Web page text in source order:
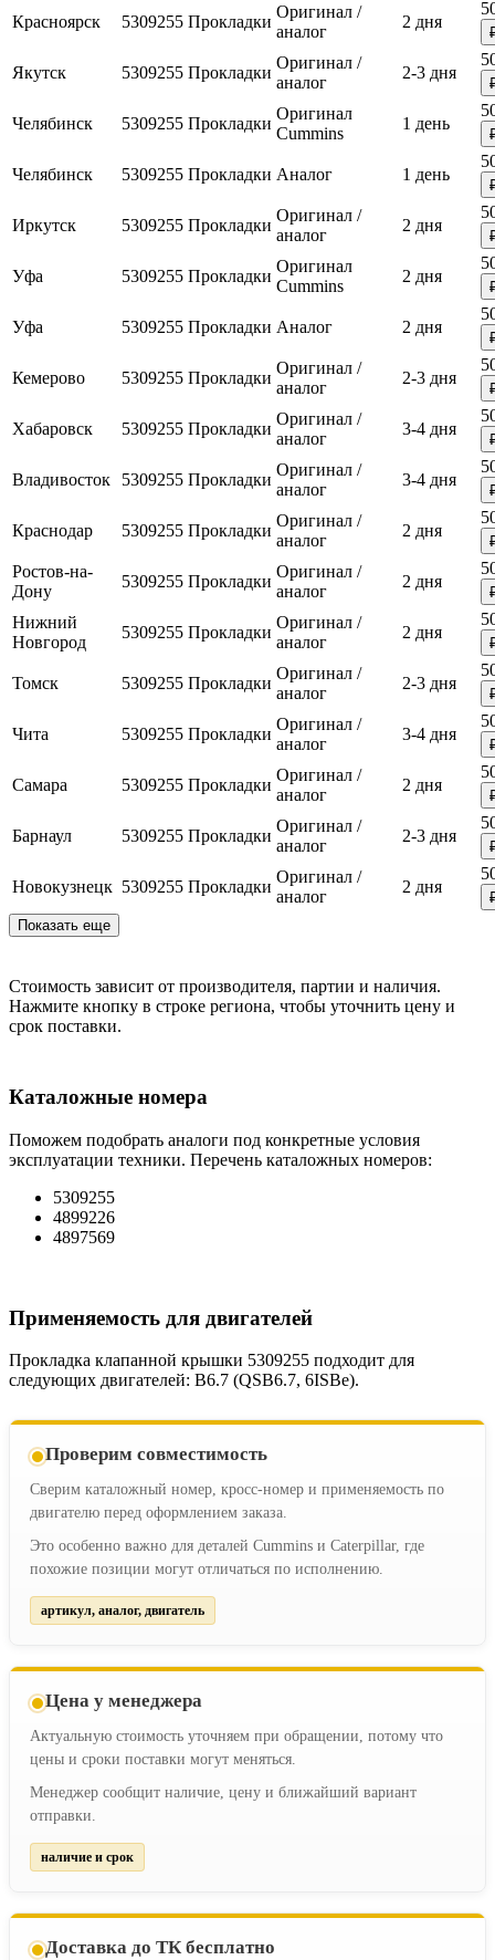
Красноярск 5309255 Прокладки
Оригинал /
аналог
2 дня
Якутск 5309255 Прокладки
Оригинал /
аналог
2-3 дня
Челябинск 5309255 Прокладки
Оригинал
Cummins
1 день
Челябинск 5309255 Прокладки Аналог 1 день
Иркутск 5309255 Прокладки
Оригинал /
аналог
2 дня
Уфа 5309255 Прокладки
Оригинал
Cummins
2 дня
Уфа 5309255 Прокладки Аналог 2 дня
Кемерово 5309255 Прокладки
Оригинал /
аналог
2-3 дня
Хабаровск 5309255 Прокладки
Оригинал /
аналог
3-4 дня
Владивосток 5309255 Прокладки
Оригинал /
аналог
3-4 дня
Краснодар 5309255 Прокладки
Оригинал /
аналог
2 дня
Ростов-на-
Дону
5309255 Прокладки
Оригинал /
аналог
2 дня
Нижний
Новгород
5309255 Прокладки
Оригинал /
аналог
2 дня
Томск 5309255 Прокладки
Оригинал /
аналог
2-3 дня
Чита 5309255 Прокладки
Оригинал /
аналог
3-4 дня
Самара 5309255 Прокладки
Оригинал /
аналог
2 дня
Барнаул 5309255 Прокладки
Оригинал /
аналог
2-3 дня
Новокузнецк 5309255 Прокладки
Оригинал /
аналог
2 дня
Показать еще
Стоимость зависит от производителя, партии и наличия.
Нажмите кнопку в строке региона, чтобы уточнить цену и
срок поставки.
Каталожные номера
Поможем подобрать аналоги под конкретные условия
эксплуатации техники. Перечень каталожных номеров:
5309255
4899226
4897569
Применяемость для двигателей
Прокладка клапанной крышки 5309255 подходит для
следующих двигателей: B6.7 (QSB6.7, 6ISBe).
Проверим совместимость
Сверим каталожный номер, кросс-номер и применяемость по
двигателю перед оформлением заказа.
Это особенно важно для деталей Cummins и Caterpillar, где
похожие позиции могут отличаться по исполнению.
артикул, аналог, двигатель
Цена у менеджера
Актуальную стоимость уточняем при обращении, потому что
цены и сроки поставки могут меняться.
Менеджер сообщит наличие, цену и ближайший вариант
отправки.
наличие и срок
Доставка до ТК бесплатно